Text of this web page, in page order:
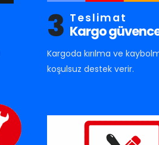
3 Teslimat
Kargo
Kargoda kırılma ve
koşulsuz destek verir.